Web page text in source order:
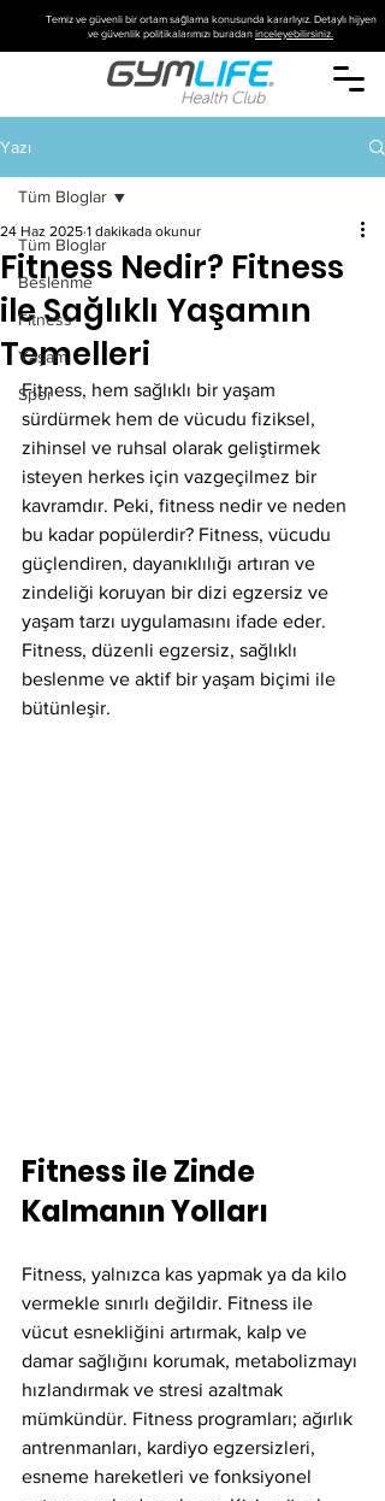
Temiz ve güvenli bir ortam sağlama konusunda kararlıyız. Detaylı hijyen
ve güvenlik politikalarımızı buradaninceleyebilirsiniz.
Yazı
Tüm Bloglar
Beslenme
Fitness
Yaşam
Spor
Tüm Bloglar
Fitness Nedir? Fitness
ile Sağlıklı Yaşamın
Temelleri
24 Haz 2025 1 dakikada okunur
Fitness, hem sağlıklı bir yaşam
sürdürmek hem de vücudu fiziksel,
zihinsel ve ruhsal olarak geliştirmek
isteyen herkes için vazgeçilmez bir
kavramdır. Peki, fitness nedir ve neden
bu kadar popülerdir? Fitness, vücudu
güçlendiren, dayanıklılığı artıran ve
zindeliği koruyan bir dizi egzersiz ve
yaşam tarzı uygulamasını ifade eder.
Fitness, düzenli egzersiz, sağlıklı
beslenme ve aktif bir yaşam biçimi ile
bütünleşir.
Fitness ile Zinde
Kalmanın Yolları
Fitness, yalnızca kas yapmak ya da kilo
vermekle sınırlı değildir. Fitness ile
vücut esnekliğini artırmak, kalp ve
damar sağlığını korumak, metabolizmayı
hızlandırmak ve stresi azaltmak
mümkündür. Fitness programları; ağırlık
antrenmanları, kardiyo egzersizleri,
esneme hareketleri ve fonksiyonel